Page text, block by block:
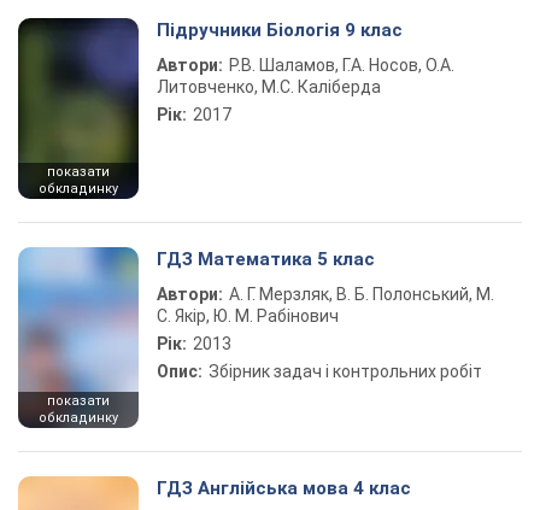
показати
обкладинку
Підручники Біологія 9 клас
Автори: Р.В. Шаламов, Г.А. Носов, О.А.
Литовченко, М.С. Каліберда
Рік: 2017
показати
обкладинку
ГДЗ Математика 5 клас
Автори: А. Г. Мерзляк, В. Б. Полонський, М.
С. Якір, Ю. М. Рабінович
Рік: 2013
Опис: Збірник задач і контрольних робіт
ГДЗ Англійська мова 4 клас